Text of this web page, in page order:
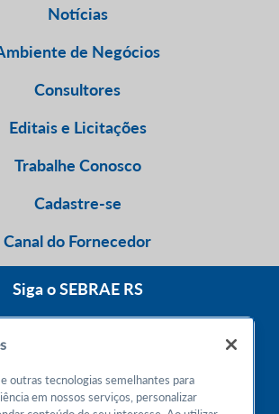
Notícias
de Negócios
Consultores
Editais e Licitações
Trabalhe Conosco
Cadastre-se
Canal do Fornecedor
Siga o SEBRAE RS
Atendimento 24h
outras tecnologias semelhantes para
em nossos serviços, personalizar